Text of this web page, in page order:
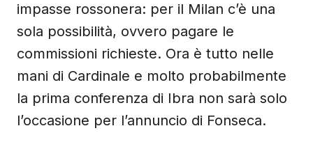
impasse rossonera: per il Milan c’è una
sola possibilità, ovvero pagare le
commissioni richieste. Ora è tutto nelle
mani di Cardinale e molto probabilmente
la prima conferenza di Ibra non sarà solo
l’occasione per l’annuncio di Fonseca.